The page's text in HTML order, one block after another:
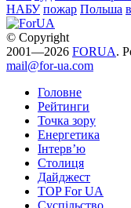
НАБУ пожар Польша
© Copyright
2001—2026 FORUA.
mail@for-ua.com
Головне
Рейтинги
Точка зору
Енергетика
Інтерв’ю
Столиця
Дайджест
TOP For UA
Суспiльство